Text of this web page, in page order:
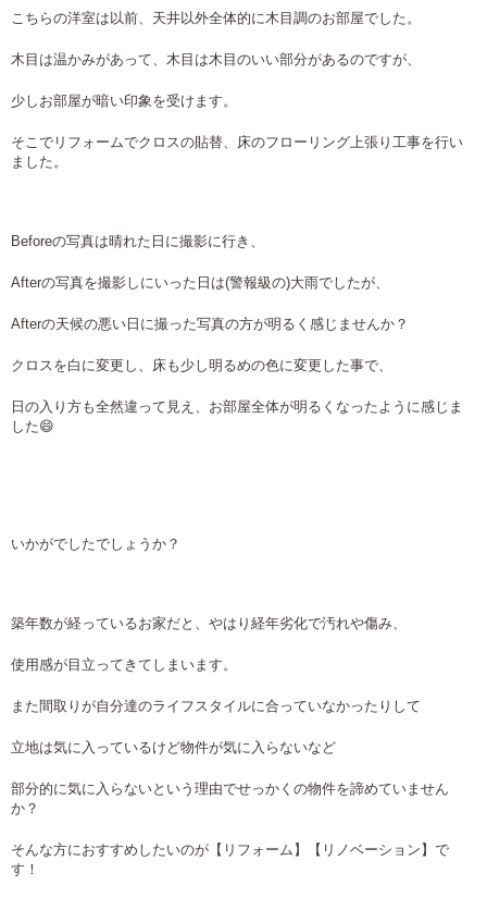
こちらの洋室は以前、天井以外全体的に木目調のお部屋でした。
木目は温かみがあって、木目は木目のいい部分があるのですが、
少しお部屋が暗い印象を受けます。
そこでリフォームでクロスの貼替、床のフローリング上張り工事を行い
ました。
Beforeの写真は晴れた日に撮影に行き、
Afterの写真を撮影しにいった日は(警報級の)大雨でしたが、
Afterの天候の悪い日に撮った写真の方が明るく感じませんか？
クロスを白に変更し、床も少し明るめの色に変更した事で、
日の入り方も全然違って見え、お部屋全体が明るくなったように感じま
した😄
いかがでしたでしょうか？
築年数が経っているお家だと、やはり経年劣化で汚れや傷み、
使用感が目立ってきてしまいます。
また間取りが自分達のライフスタイルに合っていなかったりして
立地は気に入っているけど物件が気に入らないなど
部分的に気に入らないという理由でせっかくの物件を諦めていません
か？
そんな方におすすめしたいのが【リフォーム】【リノベーション】で
す！